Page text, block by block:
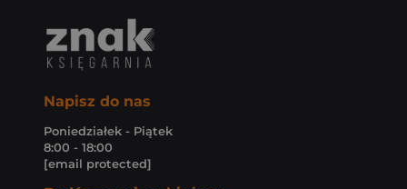
Napisz do nas
Poniedziałek - Piątek
8:00 - 18:00
[email protected]